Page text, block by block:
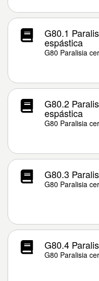
G80.1
espástica
G80 Paralisia
G80.2
espástica
G80 Paralisia
G80.3
G80 Paralisia
G80.4
G80 Paralisia